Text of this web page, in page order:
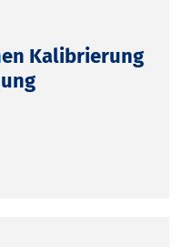
Kalibrierung